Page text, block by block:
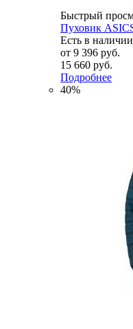
Быстрый
Пуховик
Есть в наличии
от 9 396 руб.
15 660 руб.
Подробнее
40%